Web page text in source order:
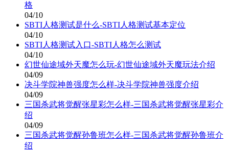
格
04/10
SBTI人格测试是什么-SBTI人格测试基本定位
04/10
SBTI人格测试入口-SBTI人格怎么测试
04/10
幻世仙途域外天魔怎么玩-幻世仙途域外天魔玩法介绍
04/09
决斗学院神兽强度怎么样-决斗学院神兽强度介绍
04/09
三国杀武将觉醒张星彩怎么样-三国杀武将觉醒张星彩介
绍
04/09
三国杀武将觉醒孙鲁班怎么样-三国杀武将觉醒孙鲁班介
绍